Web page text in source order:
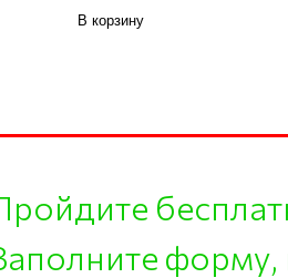
В корзину
форму,